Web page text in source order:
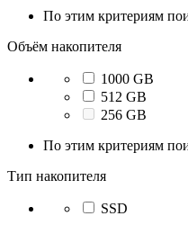
По этим критериям
Объём накопителя
1000 GB
512 GB
256 GB
По этим критериям
Тип накопителя
SSD